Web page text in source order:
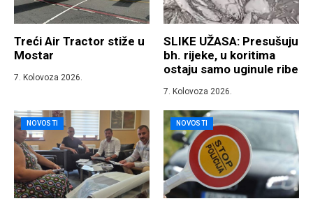
Treći Air Tractor stiže u
Mostar
7. Kolovoza 2026.
SLIKE UŽASA: Presušuju
bh. rijeke, u koritima
ostaju samo uginule ribe
7. Kolovoza 2026.
NOVOSTI NOVOSTI